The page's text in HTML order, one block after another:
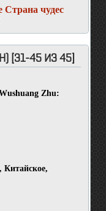
Страна чудес
[31-45 ИЗ 45]
Zhu:
, Китайское,